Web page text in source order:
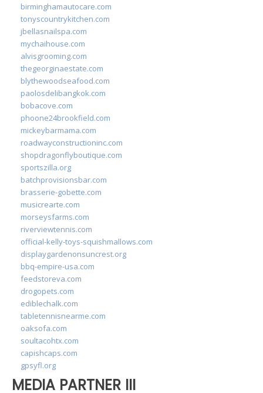
birminghamautocare.com
tonyscountrykitchen.com
jbellasnailspa.com
mychaihouse.com
alvisgrooming.com
thegeorginaestate.com
blythewoodseafood.com
paolosdelibangkok.com
bobacove.com
phoone24brookfield.com
mickeybarmama.com
roadwayconstructioninc.com
shopdragonflyboutique.com
sportszilla.org
batchprovisionsbar.com
brasserie-gobette.com
musicrearte.com
morseysfarms.com
riverviewtennis.com
official-kelly-toys-squishmallows.com
displaygardenonsuncrest.org
bbq-empire-usa.com
feedstoreva.com
drogopets.com
ediblechalk.com
tabletennisnearme.com
oaksofa.com
soultacohtx.com
capishcaps.com
gpsyfl.org
MEDIA PARTNER III